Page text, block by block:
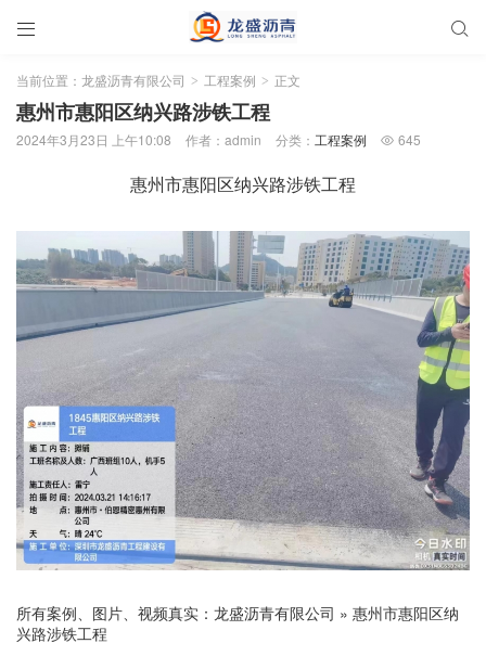
 
当前位置： 龙盛沥青有限公司 > 工程案例 > 正文
惠州市惠阳区纳兴路涉铁工程
2024年3月23日 上午10:08 作者：admin 分类： 工程案例  645
惠州市惠阳区纳兴路涉铁工程
所有案例、图片、视频真实： 龙盛沥青有限公司 » 惠州市惠阳区纳
兴路涉铁工程